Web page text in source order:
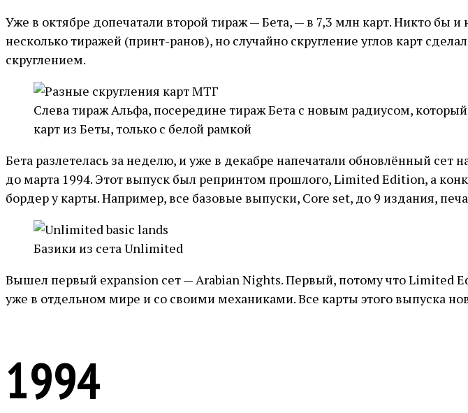
Уже в октябре допечатали второй тираж — Бета, — в 7,3 млн карт. Никто бы
несколько тиражей (принт-ранов), но случайно скругление углов карт
скруглением.
Слева тираж Альфа, посередине тираж Бета с новым радиусом,
карт из Беты, только с белой рамкой
Бета разлетелась за неделю, и уже в декабре напечатали обновлённый
до марта 1994. Этот выпуск был репринтом прошлого, Limited Edition, а
бордер у карты. Например, все базовые выпуски, Core set, до 9 издания,
Базики из сета Unlimited
Вышел первый expansion сет — Arabian Nights. Первый, потому что Limited
уже в отдельном мире и со своими механиками. Все карты этого выпуска
1994